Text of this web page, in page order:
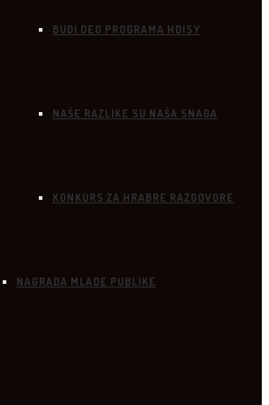
BUDI DEO PROGRAMA HDISY
NAŠE RAZLIKE SU NAŠA SNAGA
KONKURS ZA HRABRE RAZGOVORE
NAGRADA MLADE PUBLIKE